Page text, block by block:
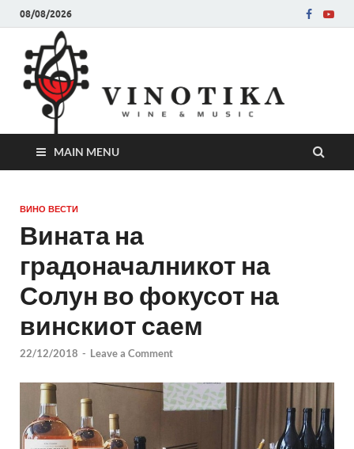
08/08/2026
MAIN MENU
ВИНО ВЕСТИ
Вината на
градоначалникот на
Солун во фокусот на
винскиот саем
22/12/2018 - Leave a Comment